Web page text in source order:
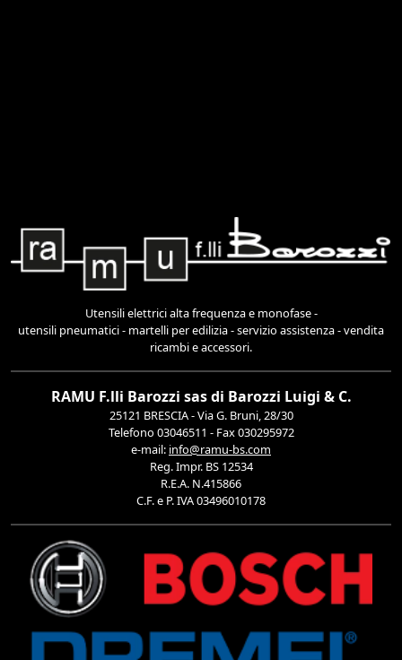
Utensili elettrici alta frequenza e monofase -
utensili pneumatici - martelli per edilizia - servizio assistenza - vendita
ricambi e accessori.
RAMU F.lli Barozzi sas di Barozzi Luigi & C.
25121 BRESCIA - Via G. Bruni, 28/30
Telefono 03046511 - Fax 030295972
e-mail: info@ramu-bs.com
Reg. Impr. BS 12534
R.E.A. N.415866
C.F. e P. IVA 03496010178